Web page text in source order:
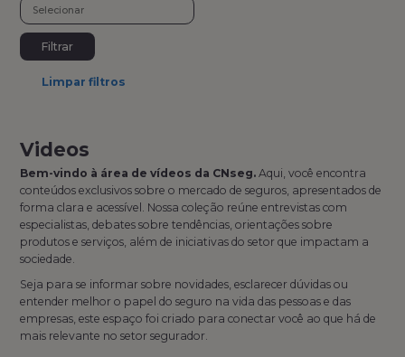
Filtrar
Limpar filtros
Videos
Bem-vindo à área de vídeos da CNseg.Aqui, você encontra
conteúdos exclusivos sobre o mercado de seguros, apresentados de
forma clara e acessível. Nossa coleção reúne entrevistas com
especialistas, debates sobre tendências, orientações sobre
produtos e serviços, além de iniciativas do setor que impactam a
sociedade.
Seja para se informar sobre novidades, esclarecer dúvidas ou
entender melhor o papel do seguro na vida das pessoas e das
empresas, este espaço foi criado para conectar você ao que há de
mais relevante no setor segurador.